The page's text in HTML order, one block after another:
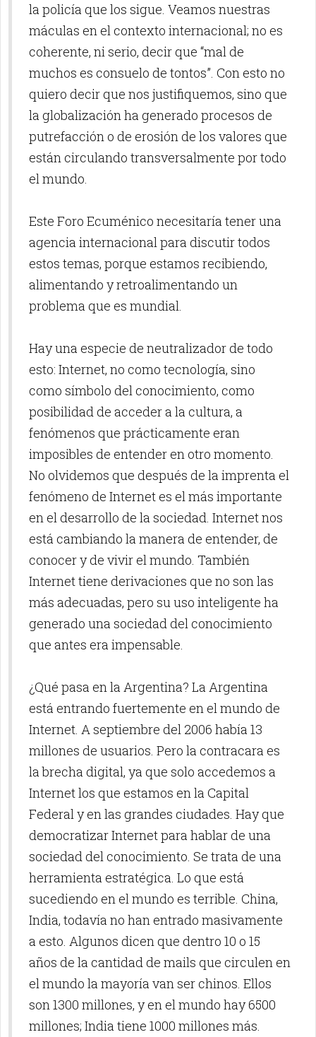
la policía que los sigue. Veamos nuestras
máculas en el contexto internacional; no es
coherente, ni serio, decir que “mal de
muchos es consuelo de tontos”. Con esto no
quiero decir que nos justifiquemos, sino que
la globalización ha generado procesos de
putrefacción o de erosión de los valores que
están circulando transversalmente por todo
el mundo.
Este Foro Ecuménico necesitaría tener una
agencia internacional para discutir todos
estos temas, porque estamos recibiendo,
alimentando y retroalimentando un
problema que es mundial.
Hay una especie de neutralizador de todo
esto: Internet, no como tecnología, sino
como símbolo del conocimiento, como
posibilidad de acceder a la cultura, a
fenómenos que prácticamente eran
imposibles de entender en otro momento.
No olvidemos que después de la imprenta el
fenómeno de Internet es el más importante
en el desarrollo de la sociedad. Internet nos
está cambiando la manera de entender, de
conocer y de vivir el mundo. También
Internet tiene derivaciones que no son las
más adecuadas, pero su uso inteligente ha
generado una sociedad del conocimiento
que antes era impensable.
¿Qué pasa en la Argentina? La Argentina
está entrando fuertemente en el mundo de
Internet. A septiembre del 2006 había 13
millones de usuarios. Pero la contracara es
la brecha digital, ya que solo accedemos a
Internet los que estamos en la Capital
Federal y en las grandes ciudades. Hay que
democratizar Internet para hablar de una
sociedad del conocimiento. Se trata de una
herramienta estratégica. Lo que está
sucediendo en el mundo es terrible. China,
India, todavía no han entrado masivamente
a esto. Algunos dicen que dentro 10 o 15
años de la cantidad de mails que circulen en
el mundo la mayoría van ser chinos. Ellos
son 1300 millones, y en el mundo hay 6500
millones; India tiene 1000 millones más.